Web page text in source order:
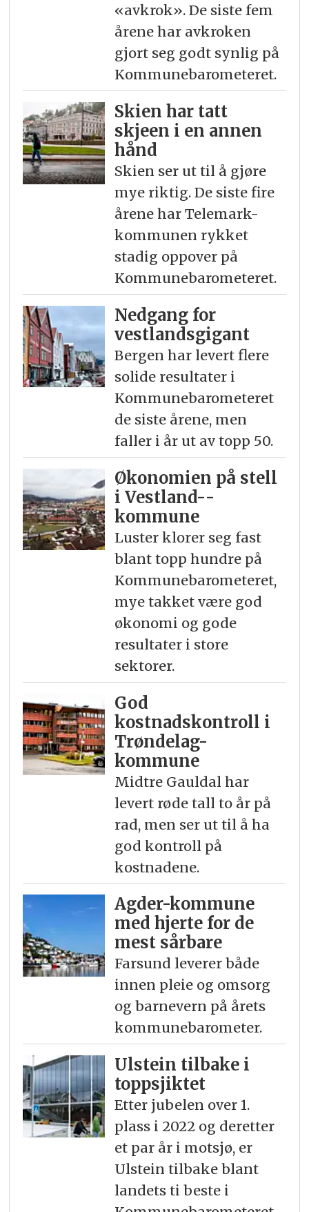
«avkrok». De siste fem
årene har avkroken
gjort seg godt synlig på
Kommunebarometeret.
Skien har tatt
skjeen i en annen
hånd
Skien ser ut til å gjøre
mye riktig. De siste fire
årene har Telemark-
kommunen rykket
stadig oppover på
Kommunebarometeret.
Nedgang for
vestlandsgigant
Bergen har levert flere
solide resultater i
Kommunebarometeret
de siste årene, men
faller i år ut av topp 50.
Økonomien på stell
i Vestland-­
kommune
Luster klorer seg fast
blant topp hundre på
Kommunebarometeret,
mye takket være god
økonomi og gode
resultater i store
sektorer.
God
kostnadskontroll i
Trøndelag-
kommune
Midtre Gauldal har
levert røde tall to år på
rad, men ser ut til å ha
god kontroll på
kostnadene.
Agder-kommune
med hjerte for de
mest sårbare
Farsund leverer både
innen pleie og omsorg
og barnevern på årets
kommunebarometer.
Ulstein tilbake i
toppsjiktet
Etter jubelen over 1.
plass i 2022 og deretter
et par år i motsjø, er
Ulstein tilbake blant
landets ti beste i